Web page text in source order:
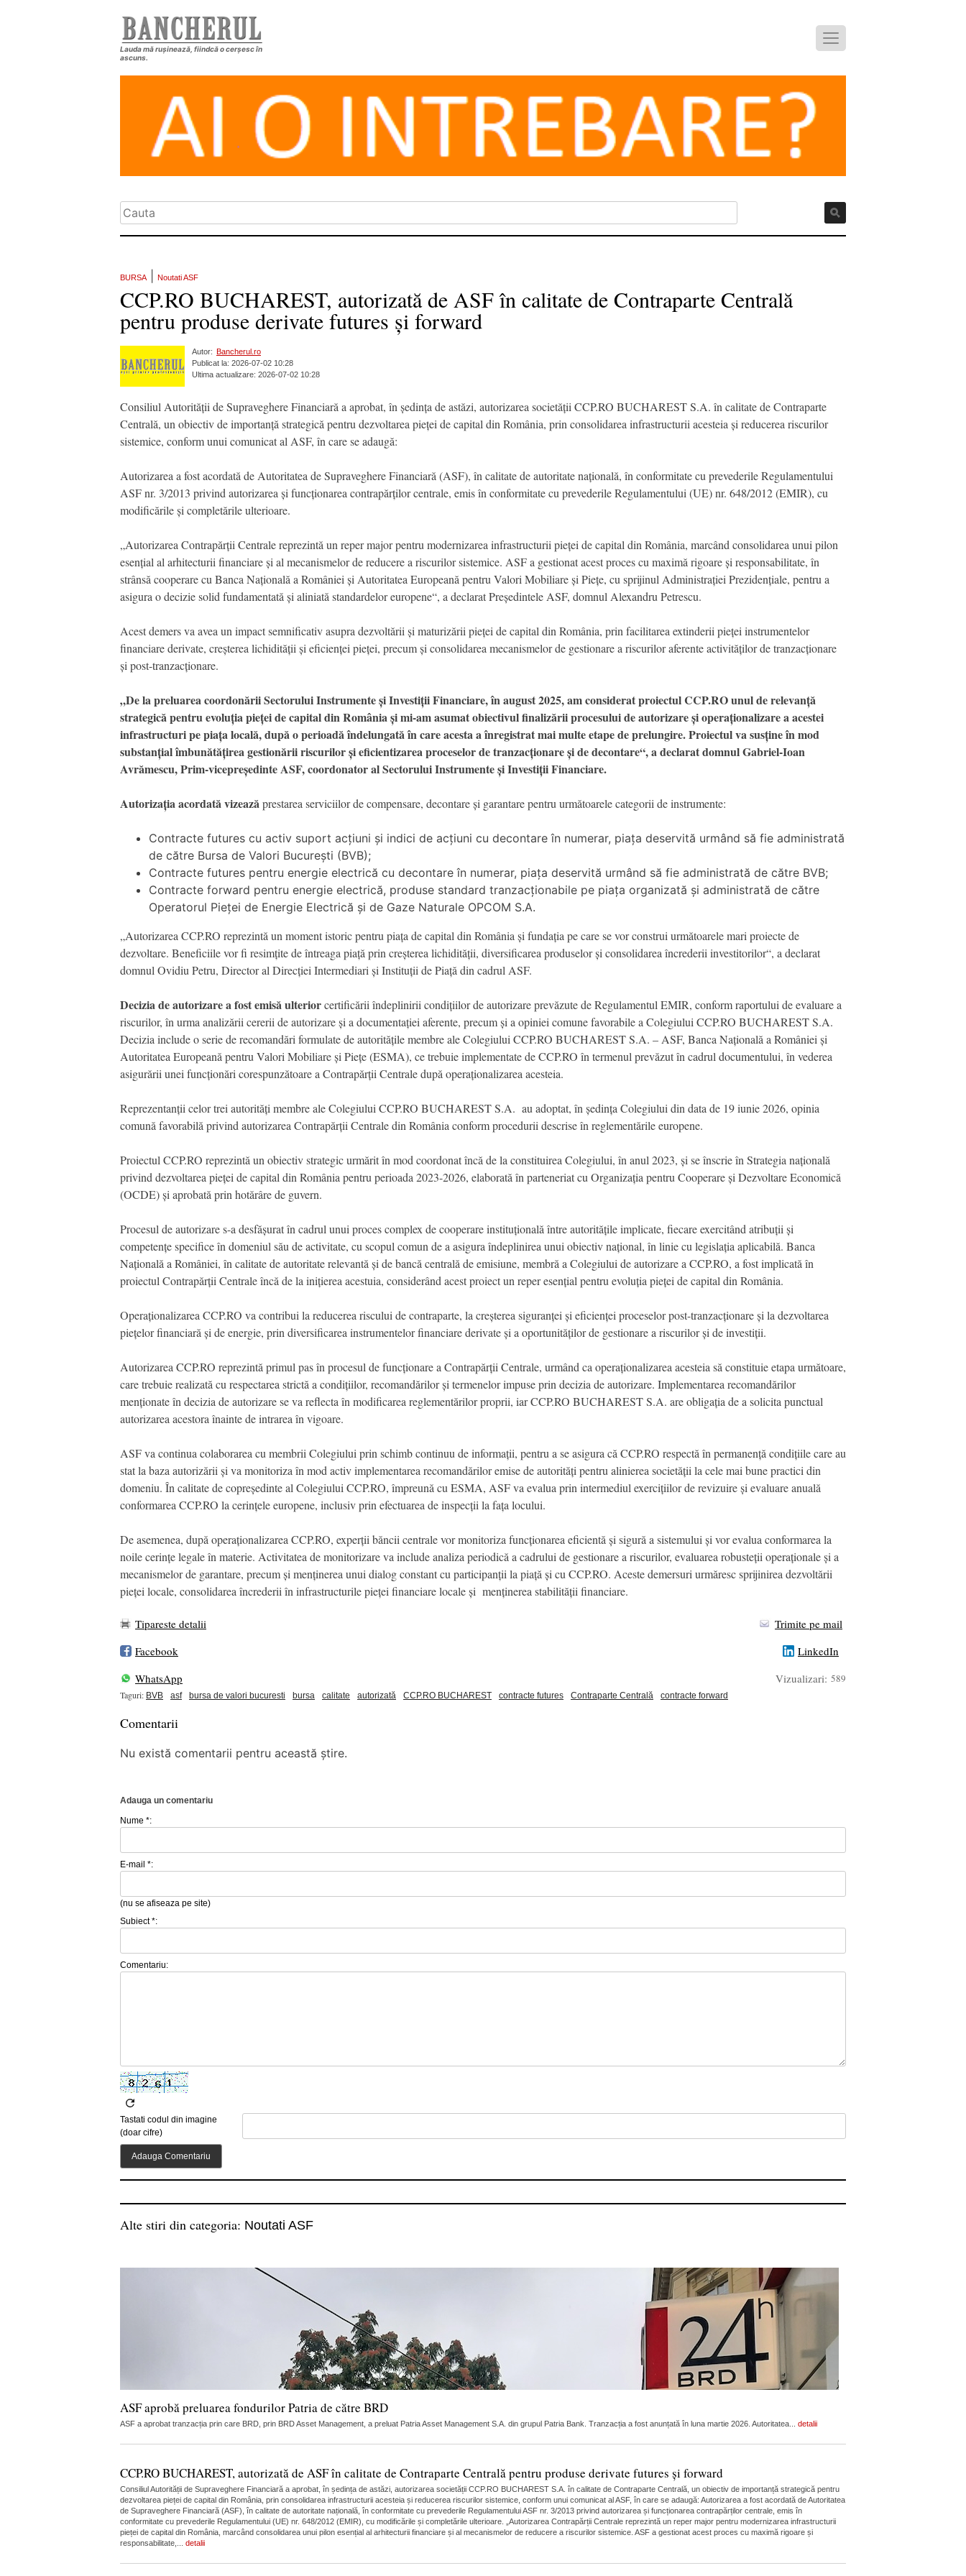
Lauda mă rușinează, fiindcă o cerșesc în
ascuns.
BURSA Noutati ASF
CCP.RO BUCHAREST, autorizată de ASF în calitate de Contraparte Centrală
pentru produse derivate futures și forward
Autor:
Bancherul.ro
Publicat la: 2026-07-02 10:28
Ultima actualizare: 2026-07-02 10:28
Consiliul Autorității de Supraveghere Financiară a aprobat, în ședința de astăzi, autorizarea societății CCP.RO BUCHAREST S.A. în calitate de Contraparte
Centrală, un obiectiv de importanță strategică pentru dezvoltarea pieței de capital din România, prin consolidarea infrastructurii acesteia și reducerea riscurilor
sistemice, conform unui comunicat al ASF, în care se adaugă:
Autorizarea a fost acordată de Autoritatea de Supraveghere Financiară (ASF), în calitate de autoritate națională, în conformitate cu prevederile Regulamentului
ASF nr. 3/2013 privind autorizarea și funcționarea contrapărților centrale, emis în conformitate cu prevederile Regulamentului (UE) nr. 648/2012 (EMIR), cu
modificările și completările ulterioare.
„Autorizarea Contrapărții Centrale reprezintă un reper major pentru modernizarea infrastructurii pieței de capital din România, marcând consolidarea unui pilon
esențial al arhitecturii financiare și al mecanismelor de reducere a riscurilor sistemice. ASF a gestionat acest proces cu maximă rigoare și responsabilitate, în
strânsă cooperare cu Banca Națională a României și Autoritatea Europeană pentru Valori Mobiliare și Piețe, cu sprijinul Administrației Prezidențiale, pentru a
asigura o decizie solid fundamentată și aliniată standardelor europene“, a declarat Președintele ASF, domnul Alexandru Petrescu.
Acest demers va avea un impact semnificativ asupra dezvoltării și maturizării pieței de capital din România, prin facilitarea extinderii pieței instrumentelor
financiare derivate, creșterea lichidității și eficienței pieței, precum și consolidarea mecanismelor de gestionare a riscurilor aferente activităților de tranzacționare
și post-tranzacționare.
„De la preluarea coordonării Sectorului Instrumente și Investiții Financiare, în august 2025, am considerat proiectul CCP.RO unul de relevanță
strategică pentru evoluția pieței de capital din România și mi-am asumat obiectivul finalizării procesului de autorizare și operaționalizare a acestei
infrastructuri pe piața locală, după o perioadă îndelungată în care acesta a înregistrat mai multe etape de prelungire. Proiectul va susține în mod
substanțial îmbunătățirea gestionării riscurilor și eficientizarea proceselor de tranzacționare și de decontare“, a declarat domnul Gabriel-Ioan
Avrămescu, Prim-vicepreședinte ASF, coordonator al Sectorului Instrumente și Investiții Financiare.
Autorizația acordată vizeazăprestarea serviciilor de compensare, decontare și garantare pentru următoarele categorii de instrumente:
Contracte futures cu activ suport acțiuni și indici de acțiuni cu decontare în numerar, piața deservită urmând să fie administrată
de către Bursa de Valori București (BVB);
Contracte futures pentru energie electrică cu decontare în numerar, piața deservită urmând să fie administrată de către BVB;
Contracte forward pentru energie electrică, produse standard tranzacționabile pe piața organizată și administrată de către
Operatorul Pieței de Energie Electrică și de Gaze Naturale OPCOM S.A.
„Autorizarea CCP.RO reprezintă un moment istoric pentru piața de capital din România și fundația pe care se vor construi următoarele mari proiecte de
dezvoltare. Beneficiile vor fi resimțite de întreaga piață prin creșterea lichidității, diversificarea produselor și consolidarea încrederii investitorilor“, a declarat
domnul Ovidiu Petru, Director al Direcției Intermediari și Instituții de Piață din cadrul ASF.
Decizia de autorizare a fost emisăulteriorcertificării îndeplinirii condițiilor de autorizare prevăzute de Regulamentul EMIR, conform raportului de evaluare a
riscurilor, în urma analizării cererii de autorizare și a documentației aferente, precum și a opiniei comune favorabile a Colegiului CCP.RO BUCHAREST S.A.
Decizia include o serie de recomandări formulate de autoritățile membre ale Colegiului CCP.RO BUCHAREST S.A. – ASF, Banca Națională a României și
Autoritatea Europeană pentru Valori Mobiliare și Piețe (ESMA), ce trebuie implementate de CCP.RO în termenul prevăzut în cadrul documentului, în vederea
asigurării unei funcționări corespunzătoare a Contrapărții Centrale după operaționalizarea acesteia.
Reprezentanții celor trei autorități membre ale Colegiului CCP.RO BUCHAREST S.A. au adoptat, în ședința Colegiului din data de 19 iunie 2026, opinia
comună favorabilă privind autorizarea Contrapărții Centrale din România conform procedurii descrise în reglementările europene.
Proiectul CCP.RO reprezintă un obiectiv strategic urmărit în mod coordonat încă de la constituirea Colegiului, în anul 2023, și se înscrie în Strategia națională
privind dezvoltarea pieței de capital din România pentru perioada 2023-2026, elaborată în parteneriat cu Organizația pentru Cooperare și Dezvoltare Economică
(OCDE) și aprobată prin hotărâre de guvern.
Procesul de autorizare s-a desfășurat în cadrul unui proces complex de cooperare instituțională între autoritățile implicate, fiecare exercitând atribuții și
competențe specifice în domeniul său de activitate, cu scopul comun de a asigura îndeplinirea unui obiectiv național, în linie cu legislația aplicabilă. Banca
Națională a României, în calitate de autoritate relevantă și de bancă centrală de emisiune, membră a Colegiului de autorizare a CCP.RO, a fost implicată în
proiectul Contrapărții Centrale încă de la inițierea acestuia, considerând acest proiect un reper esențial pentru evoluția pieței de capital din România.
Operaționalizarea CCP.RO va contribui la reducerea riscului de contraparte, la creșterea siguranței și eficienței proceselor post-tranzacționare și la dezvoltarea
piețelor financiară și de energie, prin diversificarea instrumentelor financiare derivate și a oportunităților de gestionare a riscurilor și de investiții.
Autorizarea CCP.RO reprezintă primul pas în procesul de funcționare a Contrapărții Centrale, urmând ca operaționalizarea acesteia să constituie etapa următoare,
care trebuie realizată cu respectarea strictă a condițiilor, recomandărilor și termenelor impuse prin decizia de autorizare. Implementarea recomandărilor
menționate în decizia de autorizare se va reflecta în modificarea reglementărilor proprii, iar CCP.RO BUCHAREST S.A. are obligația de a solicita punctual
autorizarea acestora înainte de intrarea în vigoare.
ASF va continua colaborarea cu membrii Colegiului prin schimb continuu de informații, pentru a se asigura că CCP.RO respectă în permanență condițiile care au
stat la baza autorizării și va monitoriza în mod activ implementarea recomandărilor emise de autorități pentru alinierea societății la cele mai bune practici din
domeniu. În calitate de copreședinte al Colegiului CCP.RO, împreună cu ESMA, ASF va evalua prin intermediul exercițiilor de revizuire și evaluare anuală
conformarea CCP.RO la cerințele europene, inclusiv prin efectuarea de inspecții la fața locului.
De asemenea, după operaționalizarea CCP.RO, experții băncii centrale vor monitoriza funcționarea eficientă și sigură a sistemului și vor evalua conformarea la
noile cerințe legale în materie. Activitatea de monitorizare va include analiza periodică a cadrului de gestionare a riscurilor, evaluarea robusteții operaționale și a
mecanismelor de garantare, precum și menținerea unui dialog constant cu participanții la piață și cu CCP.RO. Aceste demersuri urmăresc sprijinirea dezvoltării
pieței locale, consolidarea încrederii în infrastructurile pieței financiare locale și menținerea stabilității financiare.
Tipareste detalii
Trimite pe mail
Facebook
LinkedIn
WhatsApp
Vizualizari: 589
Taguri: BVB asf bursa de valori bucuresti bursa calitate autorizată CCP.RO BUCHAREST contracte futures Contraparte Centrală contracte forward
Comentarii
Nu există comentarii pentru această știre.
Adauga un comentariu
Nume *:
E-mail *:
(nu se afiseaza pe site)
Subiect *:
Comentariu:
Tastati codul din imagine
(doar cifre)
Alte stiri din categoria: Noutati ASF
ASF aprobă preluarea fondurilor Patria de către BRD
ASF a aprobat tranzacția prin care BRD, prin BRD Asset Management, a preluat Patria Asset Management S.A. din grupul Patria Bank. Tranzacția a fost anunțată în luna martie 2026. Autoritatea... detalii
CCP.RO BUCHAREST, autorizată de ASF în calitate de Contraparte Centrală pentru produse derivate futures și forward
Consiliul Autorității de Supraveghere Financiară a aprobat, în ședința de astăzi, autorizarea societății CCP.RO BUCHAREST S.A. în calitate de Contraparte Centrală, un obiectiv de importanță strategică pentru
dezvoltarea pieței de capital din România, prin consolidarea infrastructurii acesteia și reducerea riscurilor sistemice, conform unui comunicat al ASF, în care se adaugă: Autorizarea a fost acordată de Autoritatea
de Supraveghere Financiară (ASF), în calitate de autoritate națională, în conformitate cu prevederile Regulamentului ASF nr. 3/2013 privind autorizarea și funcționarea contrapărților centrale, emis în
conformitate cu prevederile Regulamentului (UE) nr. 648/2012 (EMIR), cu modificările și completările ulterioare. „Autorizarea Contrapărții Centrale reprezintă un reper major pentru modernizarea infrastructurii
pieței de capital din România, marcând consolidarea unui pilon esențial al arhitecturii financiare și al mecanismelor de reducere a riscurilor sistemice. ASF a gestionat acest proces cu maximă rigoare și
responsabilitate,... detalii